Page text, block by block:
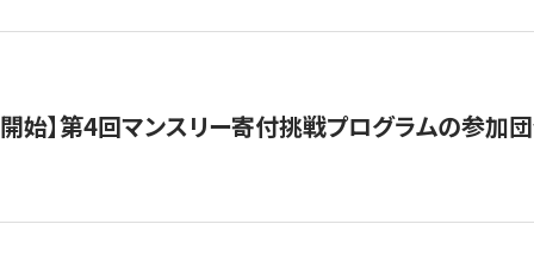
始】第4回マンスリー寄付挑戦プログラムの参加